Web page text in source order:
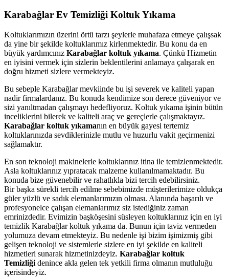
Karabağlar Ev Temizliği Koltuk Yıkama
Koltuklarımızın üzerini örtü tarzı şeylerle muhafaza etmeye çalışsak
da yine bir şekilde koltuklarımız kirlenmektedir. Bu konu da en
büyük yardımcınız Karabağlar koltuk yıkama. Çünkü Hizmetin
en iyisini vermek için sizlerin beklentilerini anlamaya çalışarak en
doğru hizmeti sizlere vermekteyiz.
Bu sebeple Karabağlar mevkiinde bu işi severek ve kaliteli yapan
nadir firmalardanız. Bu konuda kendimize son derece güveniyor ve
sizi yanıltmadan çalışmayı hedefliyoruz. Koltuk yıkama işinin bütün
inceliklerini bilerek ve kaliteli araç ve gereçlerle çalışmaktayız.
Karabağlar koltuk yıkamanın en büyük gayesi tertemiz
koltuklarınızda sevdiklerinizle mutlu ve huzurlu vakit geçirmenizi
sağlamaktır.
En son teknoloji makinelerle koltuklarınız itina ile temizlenmektedir.
Asla koltuklarınız yıpratacak malzeme kullanılmamaktadır. Bu
konuda bize güvenebilir ve rahatlıkla bizi tercih edebilirsiniz.
Bir başka sürekli tercih edilme sebebimizde müşterilerimize oldukça
güler yüzlü ve sadık elemanlarımızın olması. Alanında başarılı ve
profesyonelce çalışan elemanlarımız siz istediğiniz zaman
emrinizdedir. Evimizin başköşesini süsleyen koltuklarınız için en iyi
temizlik Karabağlar koltuk yıkama da. Bunun için taviz vermeden
yolumuza devam etmekteyiz. Bu nedenle işi bizim işimizmiş gibi
gelişen teknoloji ve sistemlerle sizlere en iyi şekilde en kaliteli
hizmetleri sunarak hizmetinizdeyiz. Karabağlar koltuk
Temizliği denince akla gelen tek yetkili firma olmanın mutluluğu
içerisindeyiz.